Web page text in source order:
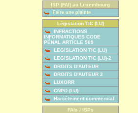
ISP (FAI) au Luxembourg
Faire une plainte
Législation TIC (LU)
INFRACTIONS
INFORMATIQUES CODE
PÉNAL ARTICLE 509
LEGISLATION TIC (LU)
LEGISLATION TIC (LU)-2
DROITS D'AUTEUR
DROITS D'AUTEUR 2
LUXORR
CNPD (LU)
Harcèlement commercial
FAIs / ISPs